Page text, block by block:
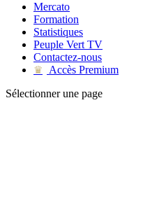
Mercato
Formation
Statistiques
Peuple Vert TV
Contactez-nous
♛
Accès Premium
Sélectionner une page